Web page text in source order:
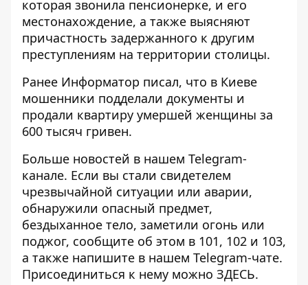
которая звонила пенсионерке, и его
местонахождение, а также выясняют
причастность задержанного к другим
преступлениям на территории столицы.
Ранее Информатор писал, что в Киеве
мошенники подделали документы и
продали квартиру умершей женщины за
600 тысяч гривен.
Больше новостей в нашем Telegram-
канале. Если вы стали свидетелем
чрезвычайной ситуации или аварии,
обнаружили опасный предмет,
бездыханное тело, заметили огонь или
поджог, сообщите об этом в 101, 102 и 103,
а также напишите в нашем Telegram-чате.
Присоединиться к нему можно ЗДЕСЬ.